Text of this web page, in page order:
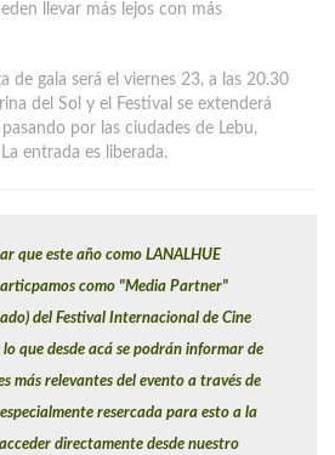
llevar más lejos con más
de gala será el viernes 23, a las 20.30
del Sol y el Festival se extenderá
por las ciudades de Lebu,
entrada es liberada.
que este año como LANALHUE
como "Media Partner"
del Festival Internacional de Cine
lo que desde acá se podrán informar de
más relevantes del evento a través de
resercada para esto a la
directamente desde nuestro